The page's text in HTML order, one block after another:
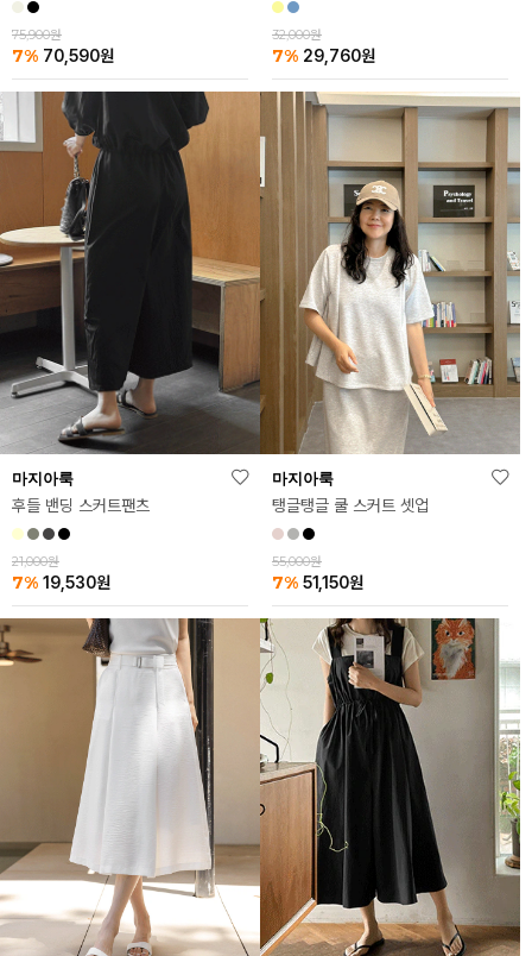
75,900원
7% 70,590원
32,000원
7% 29,760원
마지아룩
후들 밴딩 스커트팬츠
21,000원
7% 19,530원
마지아룩
탱글탱글 쿨 스커트 셋업
55,000원
7% 51,150원